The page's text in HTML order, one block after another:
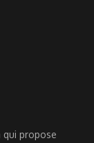
qui propose